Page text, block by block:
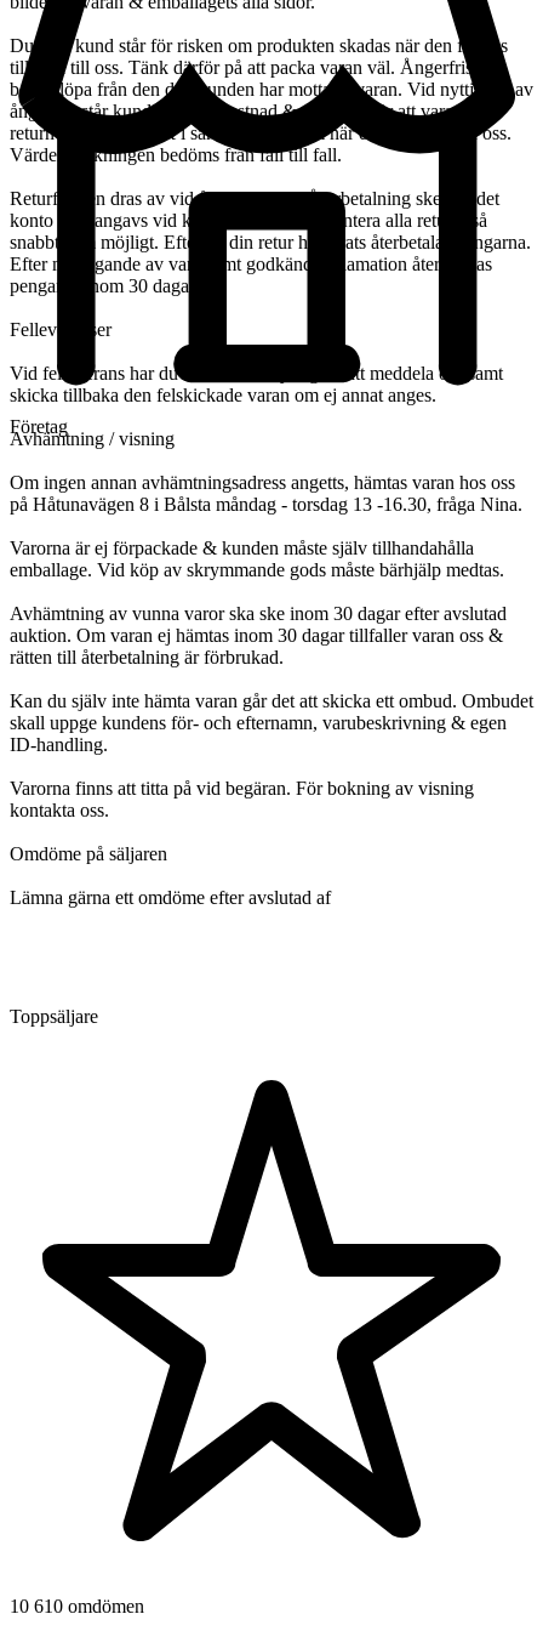
Du som kund står för risken om produkten skadas när den fraktas
tillbaka till oss. Tänk därför på att packa varan väl. Ångerfristen
börjar löpa från den dag kunden har mottagit varan. Vid nyttjande av
ångerrätt står kund för returkostnad & ansvarar för att varan
returneras komplett & i samma skick som när den sändes från oss.
Värdeminskningen bedöms från fall till fall.
Returfrakten dras av vid återbetalning. Återbetalning sker till det
konto som angavs vid köpet. Vi försöker hantera alla returer så
snabbt som möjligt. Efter att din retur hanterats återbetalas pengarna.
Efter mottagande av vara samt godkänd reklamation återbetalas
pengarna inom 30 dagar.
Felleveranser
Vid felleverans har du som kund skyldighet att meddela oss samt
skicka tillbaka den felskickade varan om ej annat anges.
Avhämtning / visning
Om ingen annan avhämtningsadress angetts, hämtas varan hos oss
på Håtunavägen 8 i Bålsta måndag - torsdag 13 -16.30, fråga Nina.
Varorna är ej förpackade & kunden måste själv tillhandahålla
emballage. Vid köp av skrymmande gods måste bärhjälp medtas.
Avhämtning av vunna varor ska ske inom 30 dagar efter avslutad
auktion. Om varan ej hämtas inom 30 dagar tillfaller varan oss &
rätten till återbetalning är förbrukad.
Kan du själv inte hämta varan går det att skicka ett ombud. Ombudet
skall uppge kundens för- och efternamn, varubeskrivning & egen
ID-handling.
Varorna finns att titta på vid begäran. För bokning av visning
kontakta oss.
Omdöme på säljaren
Lämna gärna ett omdöme efter avslutad af
Företag
Toppsäljare
10 610 omdömen